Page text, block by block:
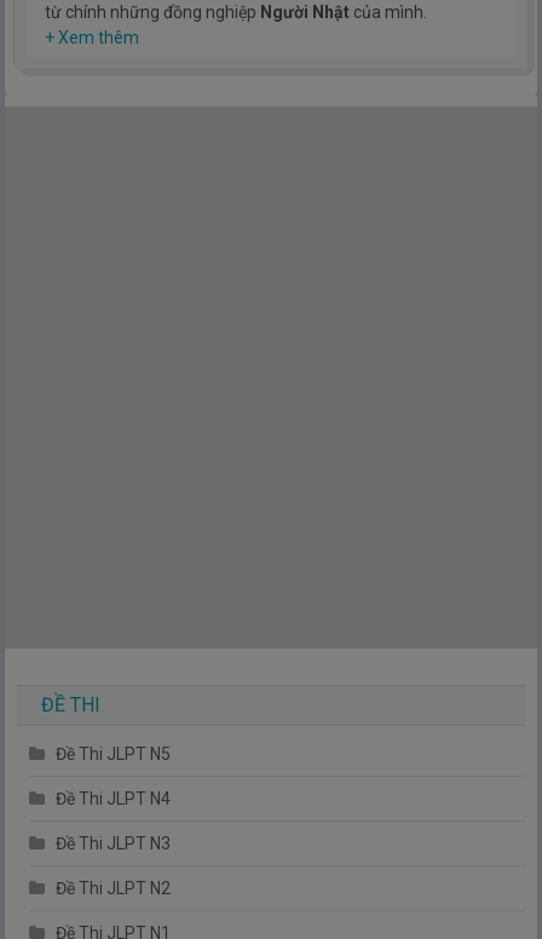
từ chính những đồng nghiệp Người Nhật của mình.
Hy vọng rằng kinh nghiệm mà mình có được sẽ giúp các bạn
+ Xem thêm
ĐỀ THI
Đề Thi JLPT N5
Đề Thi JLPT N4
Đề Thi JLPT N3
Đề Thi JLPT N2
Đề Thi JLPT N1